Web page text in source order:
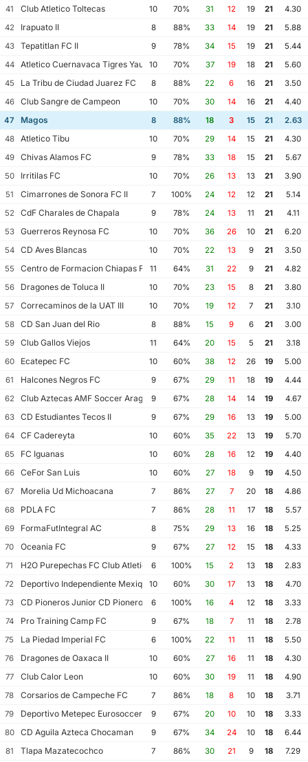
41
Club Atletico Toltecas 10 70% 31 12 19 21
4.30
42
Irapuato II 8 88% 33 14 19 21
5.88
43
Tepatitlan FC II 9 78% 34 15 19 21
5.44
44
Atletico Cuernavaca Tigres Yautepec
10 70% 37 19 18 21
5.60
45
La Tribu de Ciudad Juarez FC 8 88% 22 6 16 21
3.50
46
Club Sangre de Campeon 10 70% 30 14 16 21
4.40
47
Magos 8 88% 18 3 15 21
2.63
48
Atletico Tibu 10 70% 29 14 15 21
4.30
49
Chivas Alamos FC 9 78% 33 18 15 21
5.67
50
Irritilas FC 10 70% 26 13 13 21
3.90
51
Cimarrones de Sonora FC II 7 100% 24 12 12 21
5.14
52
CdF Charales de Chapala 9 78% 24 13 11 21
4.11
53
Guerreros Reynosa FC 10 70% 36 26 10 21
6.20
54
CD Aves Blancas 10 70% 22 13 9 21
3.50
55
Centro de Formacion Chiapas Futbol
11 64% 31 22 9 21
4.82
56
Dragones de Toluca II 10 70% 23 15 8 21
3.80
57
Correcaminos de la UAT III 10 70% 19 12 7 21
3.10
58
CD San Juan del Rio 8 88% 15 9 6 21
3.00
59
Club Gallos Viejos 11 64% 20 15 5 21
3.18
60
Ecatepec FC 10 60% 38 12 26 19
5.00
61
Halcones Negros FC 9 67% 29 11 18 19
4.44
62
Club Aztecas AMF Soccer Aragon9 67% 28 14 14 19
4.67
63
CD Estudiantes Tecos II 9 67% 29 16 13 19
5.00
64
CF Cadereyta 10 60% 35 22 13 19
5.70
65
FC Iguanas 10 60% 28 16 12 19
4.40
66
CeFor San Luis 10 60% 27 18 9 19
4.50
67
Morelia Ud Michoacana 7 86% 27 7 20 18
4.86
68
PDLA FC 7 86% 28 11 17 18
5.57
69
FormaFutIntegral AC 8 75% 29 13 16 18
5.25
70
Oceania FC 9 67% 27 12 15 18
4.33
71
H2O Purepechas FC Club Atletico Morelia II
6 100% 15 2 13 18
2.83
72
Deportivo Independiente Mexiquense
10 60% 30 17 13 18
4.70
73
CD Pioneros Junior CD Pioneros de Cancun II
6 100% 16 4 12 18
3.33
74
Pro Training Camp FC 9 67% 18 7 11 18
2.78
75
La Piedad Imperial FC 6 100% 22 11 11 18
5.50
76
Dragones de Oaxaca II 10 60% 27 16 11 18
4.30
77
Club Calor Leon 10 60% 30 19 11 18
4.90
78
Corsarios de Campeche FC 7 86% 18 8 10 18
3.71
79
Deportivo Metepec Eurosoccer FC
9 67% 20 10 10 18
3.33
80
CD Aguila Azteca Chocaman 9 67% 34 24 10 18
6.44
81
Tlapa Mazatecochco 7 86% 30 21 9 18 7.29